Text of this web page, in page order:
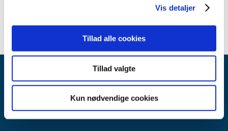
Vis detaljer
Tillad alle cookies
Tillad valgte
Kun nødvendige cookies